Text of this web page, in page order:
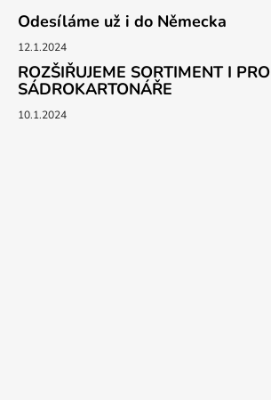
Odesíláme už i do Německa
12.1.2024
ROZŠIŘUJEME SORTIMENT I PRO
SÁDROKARTONÁŘE
10.1.2024